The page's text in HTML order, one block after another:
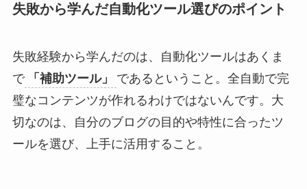
失敗から学んだ自動化ツール選びのポイント
失敗経験から学んだのは、自動化ツールはあくま
で
「補助ツール」
であるということ。全自動で完
璧なコンテンツが作れるわけではないんです。大
切なのは、自分のブログの目的や特性に合ったツ
ールを選び、上手に活用すること。